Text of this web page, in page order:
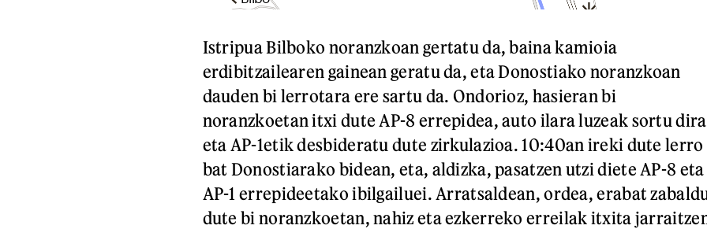
Istripua Bilboko noranzkoan gertatu da, baina kamioia
erdibitzailearen gainean geratu da, eta Donostiako noranzkoan
dauden bi lerrotara ere sartu da. Ondorioz, hasieran bi
noranzkoetan itxi dute AP-8 errepidea, auto ilara luzeak sortu
eta AP-1etik desbideratu dute zirkulazioa. 10:40an ireki dute lerro
bat Donostiarako bidean, eta, aldizka, pasatzen utzi diete AP-8 eta
AP-1 errepideetako ibilgailuei. Arratsaldean, ordea, erabat
dute bi noranzkoetan, nahiz eta ezkerreko erreilak itxita